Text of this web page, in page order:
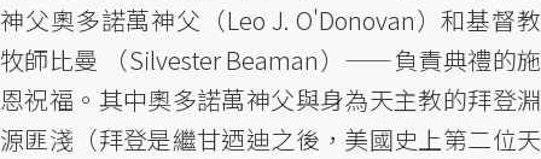
神父奧多諾萬神父（Leo J. O'Donovan）和基督教
牧師比曼 （Silvester Beaman）——負責典禮的施
恩祝福。其中奧多諾萬神父與身為天主教的拜登淵
源匪淺（拜登是繼甘迺迪之後，美國史上第二位天